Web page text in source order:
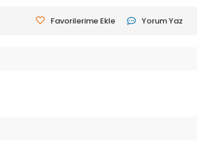
Favorilerime Ekle Yorum Yaz